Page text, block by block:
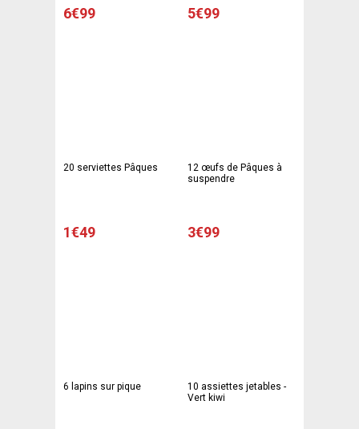
6€99 5€99
20 serviettes Pâques
1€49
12 œufs de Pâques à
suspendre
3€99
6 lapins sur pique
10 assiettes jetables -
Vert kiwi